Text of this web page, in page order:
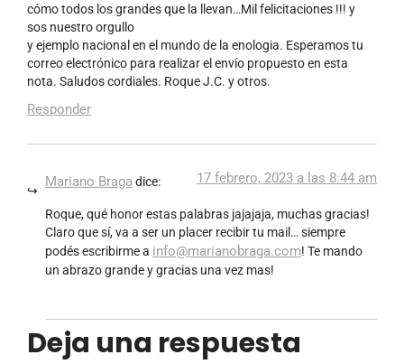
cómo todos los grandes que la llevan…Mil felicitaciones !!! y
sos nuestro orgullo
y ejemplo nacional en el mundo de la enologia. Esperamos tu
correo electrónico para realizar el envío propuesto en esta
nota. Saludos cordiales. Roque J.C. y otros.
Responder
Mariano Braga dice: 17 febrero, 2023 a las 8:44 am
Roque, qué honor estas palabras jajajaja, muchas gracias!
Claro que sí, va a ser un placer recibir tu mail… siempre
podés escribirme a info@marianobraga.com! Te mando
un abrazo grande y gracias una vez mas!
Deja una respuesta